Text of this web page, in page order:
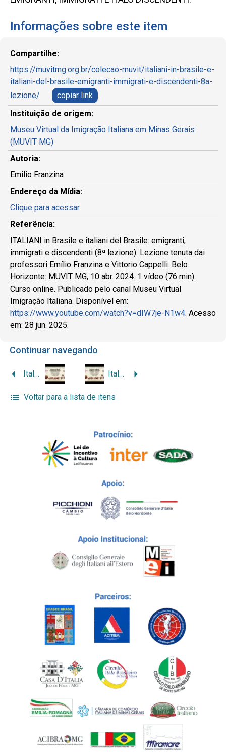
Informações sobre este item
Compartilhe:
https://muvitmg.org.br/colecao-muvit/italiani-in-brasile-e-
italiani-del-brasile-emigranti-immigrati-e-discendenti-8a-
lezione/
copiar link
Instituição de origem:
Museu Virtual da Imigração Italiana em Minas Gerais
(MUVIT MG)
Autoria:
Emilio Franzina
Endereço da Mídia:
Clique para acessar
Referência:
ITALIANI in Brasile e italiani del Brasile: emigranti,
immigrati e discendenti (8ª lezione). Lezione tenuta dai
professori Emílio Franzina e Vittorio Cappelli. Belo
Horizonte: MUVIT MG, 10 abr. 2024. 1 vídeo (76 min).
Curso online. Publicado pelo canal Museu Virtual
Imigração Italiana. Disponível em:
https://www.youtube.com/watch?v=dIW7je-N1w4. Acesso
em: 28 jun. 2025.
Continuar navegando
Italianos no Brasil e italianos do Brasil: emigrantes, imigrados e italodescendentes (9ª aula) Italianos no Brasil e italianos do Brasil: emigrantes, imigrados e italodescendentes (8ª aula)
Voltar para a lista de itens